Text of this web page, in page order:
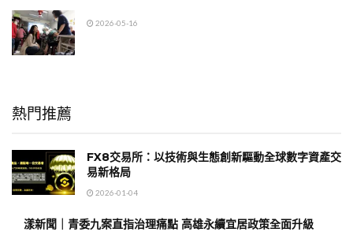
2026-05-16
熱門推薦
FX8交易所：以技術與生態創新驅動全球數字資產交
易新格局
2026-01-04
漾新聞｜青委九案直指治理痛點 高雄永續宜居政策全面升級